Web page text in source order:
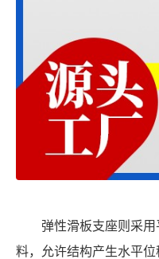
弹性滑板支座则采
料，允许结构产生水平